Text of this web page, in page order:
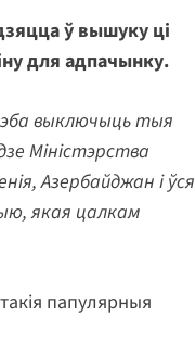
ў вышуку ці
для адпачынку.
выключыць тыя
Міністэрства
Азербайджан і ўся
якая цалкам
папулярныя